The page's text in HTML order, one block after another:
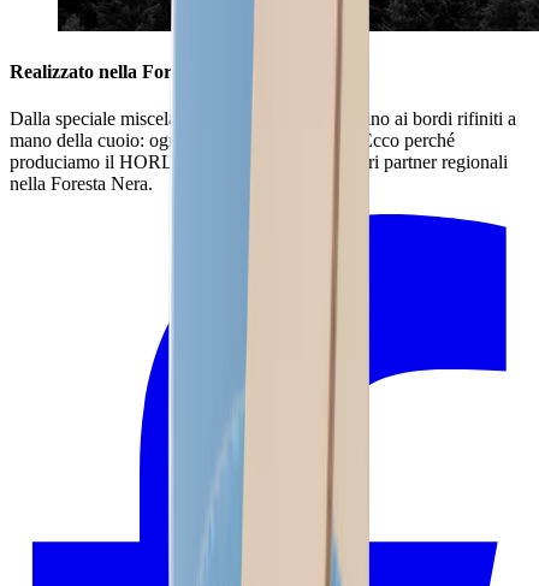
Realizzato nella Foresta Nera
Dalla speciale miscela di materiali per le mole fino ai bordi rifiniti a
mano della cuoio: ogni dettaglio è importante. Ecco perché
produciamo il HORL® Premium Set con i nostri partner regionali
nella Foresta Nera.